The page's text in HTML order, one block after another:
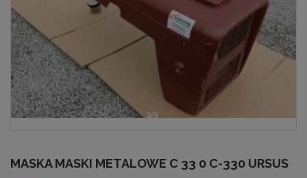
3/5
MASKA MASKI METALOWE C 33 0 C-330 URSUS